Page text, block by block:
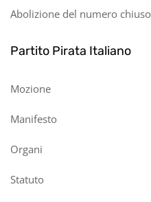
Abolizione del numero
Partito Pirata Italiano
Mozione
Manifesto
Organi
Statuto